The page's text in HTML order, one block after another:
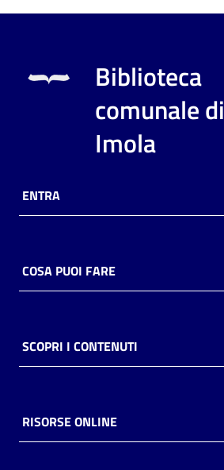
Archivio
Decentrate
Biblioteca
comunale di
Imola
ENTRA
COSA PUOI FARE
SCOPRI I CONTENUTI
RISORSE ONLINE